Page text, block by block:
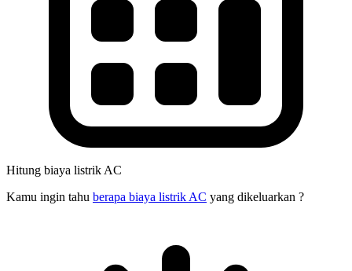
Hitung biaya listrik AC
Kamu ingin tahu berapa biaya listrik AC yang dikeluarkan ?